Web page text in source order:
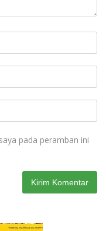
pada peramban ini